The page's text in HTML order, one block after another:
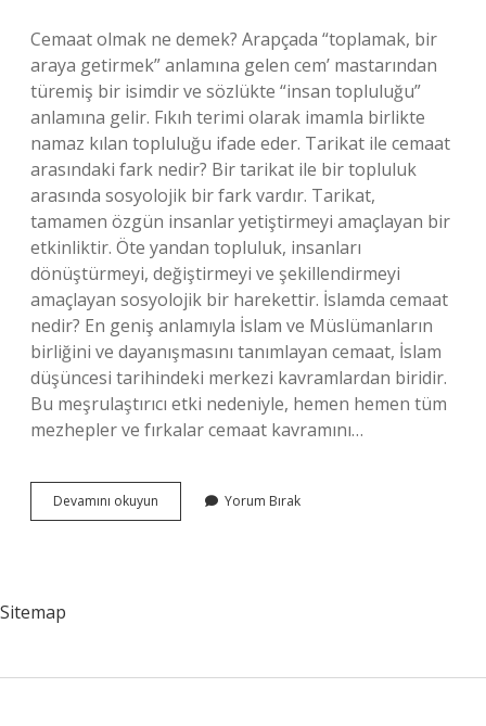
Cemaat olmak ne demek? Arapçada “toplamak, bir
araya getirmek” anlamına gelen cem’ mastarından
türemiş bir isimdir ve sözlükte “insan topluluğu”
anlamına gelir. Fıkıh terimi olarak imamla birlikte
namaz kılan topluluğu ifade eder. Tarikat ile cemaat
arasındaki fark nedir? Bir tarikat ile bir topluluk
arasında sosyolojik bir fark vardır. Tarikat,
tamamen özgün insanlar yetiştirmeyi amaçlayan bir
etkinliktir. Öte yandan topluluk, insanları
dönüştürmeyi, değiştirmeyi ve şekillendirmeyi
amaçlayan sosyolojik bir harekettir. İslamda cemaat
nedir? En geniş anlamıyla İslam ve Müslümanların
birliğini ve dayanışmasını tanımlayan cemaat, İslam
düşüncesi tarihindeki merkezi kavramlardan biridir.
Bu meşrulaştırıcı etki nedeniyle, hemen hemen tüm
mezhepler ve fırkalar cemaat kavramını…
Devamını okuyun
Kime
Yorum Bırak
Sitemap